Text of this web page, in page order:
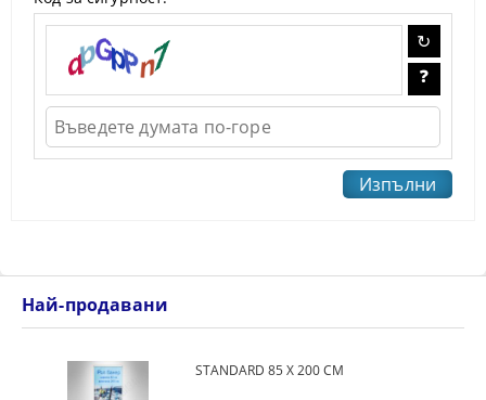
Най-продавани
STANDARD 85 Х 200 СМ